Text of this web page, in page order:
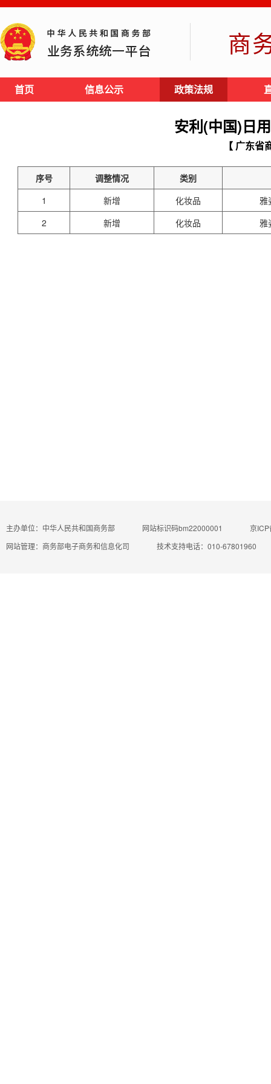
商
首页 信息公示 政策法规
安利(中国)日
【 广东省
序号 调整情况
类别
1
新增 化妆品
雅
2
新增 化妆品 雅
主办单位：中华人民共和国商务部 网站标识码bm22000001
京
网站管理：商务部电子商务和信息化司
技术支持电话：010-67801960